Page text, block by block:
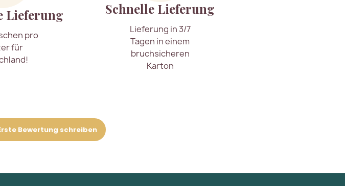
Lieferung
pro
für
Schnelle Lieferung
Lieferung in 3/7
Tagen in einem
bruchsicheren
Karton
Bewertung schreiben